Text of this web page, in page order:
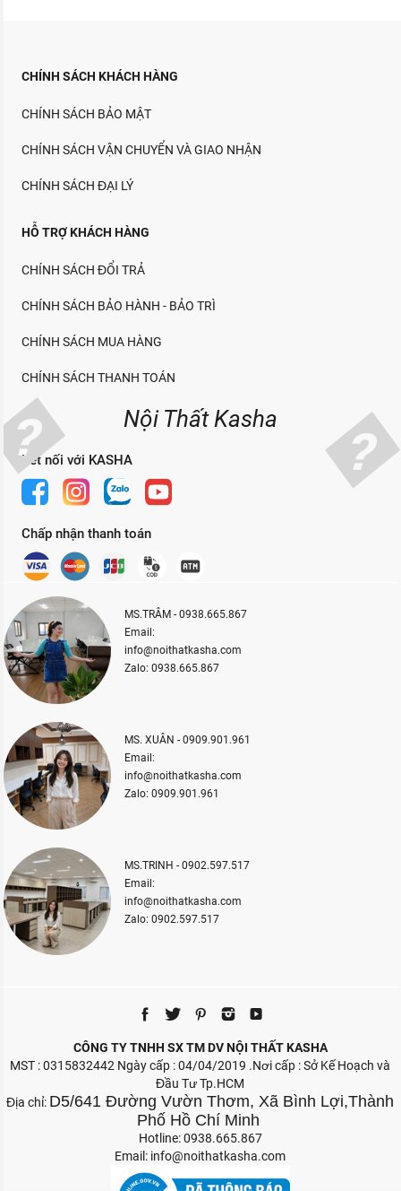
CHÍNH SÁCH KHÁCH HÀNG
CHÍNH SÁCH BẢO MẬT
CHÍNH SÁCH VẬN CHUYỂN VÀ GIAO NHẬN
CHÍNH SÁCH ĐẠI LÝ
HỖ TRỢ KHÁCH HÀNG
CHÍNH SÁCH ĐỔI TRẢ
CHÍNH SÁCH BẢO HÀNH - BẢO TRÌ
CHÍNH SÁCH MUA HÀNG
CHÍNH SÁCH THANH TOÁN
Nội Thất Kasha
Kết nối với KASHA
Chấp nhận thanh toán
MS.TRÂM - 0938.665.867
Email:
info@noithatkasha.com
Zalo: 0938.665.867
MS. XUÂN - 0909.901.961
Email:
info@noithatkasha.com
Zalo: 0909.901.961
MS.TRINH - 0902.597.517
Email:
info@noithatkasha.com
Zalo: 0902.597.517
CÔNG TY TNHH SX TM DV NỘI THẤT KASHA
MST : 0315832442 Ngày cấp : 04/04/2019 .Nơi cấp : Sở Kế Hoạch và
Đầu Tư Tp.HCM
Địa chỉ: D5/641 Đường Vườn Thơm, Xã Bình Lợi,Thành
Phố Hồ Chí Minh
Hotline: 0938.665.867
Email: info@noithatkasha.com